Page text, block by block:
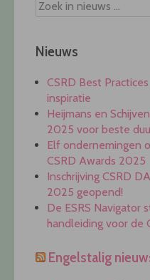
Nieuws
CSRD Best
inspiratie
Heijmans en
2025 voor beste
Elf ondernemingen
CSRD Awards 2025
Inschrijving CSRD
2025 geopend!
De ESRS Navigator
handleiding voor de
Engelstalig